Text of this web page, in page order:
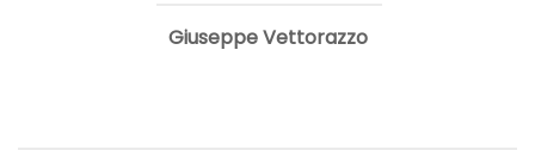
Giuseppe Vettorazzo